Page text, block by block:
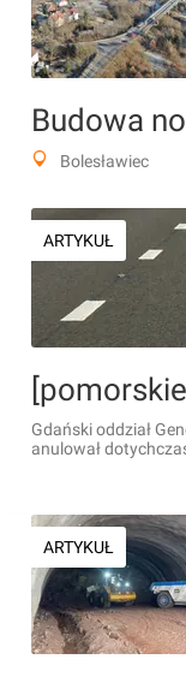
Bolesławiec
ARTYKUŁ
Gdański oddział
anulował
ARTYKUŁ